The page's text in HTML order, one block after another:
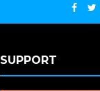
SUPPORT